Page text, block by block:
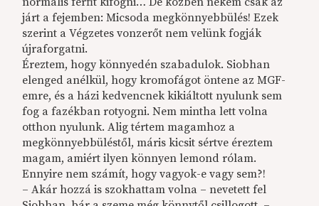
járt a fejemben: Micsoda megkönnyebbülés! Ezek
szerint a Végzetes vonzerőt nem velünk fogják
újraforgatni.
Éreztem, hogy könnyedén szabadulok. Siobhan
elenged anélkül, hogy kromofágot öntene az MGF-
emre, és a házi kedvencnek kikiáltott nyulunk sem
fog a fazékban rotyogni. Nem mintha lett volna
otthon nyulunk. Alig tértem magamhoz a
megkönnyebbüléstől, máris kicsit sértve éreztem
magam, amiért ilyen könnyen lemond rólam.
Ennyire nem számít, hogy vagyok-e vagy sem?!
– Akár hozzá is szokhattam volna – nevetett fel